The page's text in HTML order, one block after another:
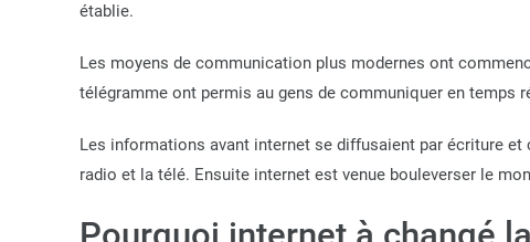
établie.
Les moyens de communication plus modernes ont
télégramme ont permis au gens de communiquer en temps
Les informations avant internet se diffusaient par écriture
radio et la télé. Ensuite internet est venue bouleverser le